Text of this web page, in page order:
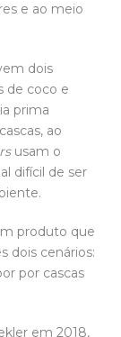
e ao meio
dois
de coco e
prima
ao
usam o
difícil de ser
produto que
dois cenários:
por cascas
em 2018,